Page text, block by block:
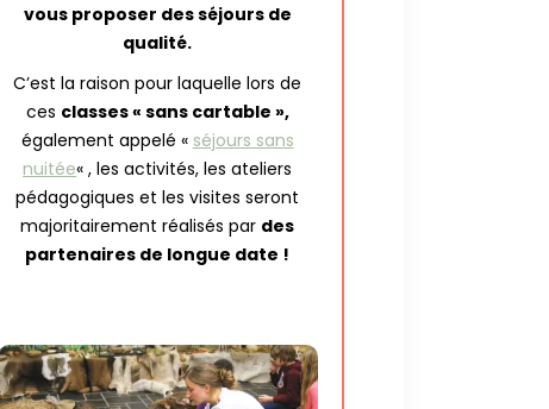
vous proposer des séjours de
qualité.
C’est la raison pour laquelle lors de
ces classes « sans cartable »,
également appelé « séjours sans
nuitée« , les activités, les ateliers
pédagogiques et les visites seront
majoritairement réalisés par des
partenaires de longue date !